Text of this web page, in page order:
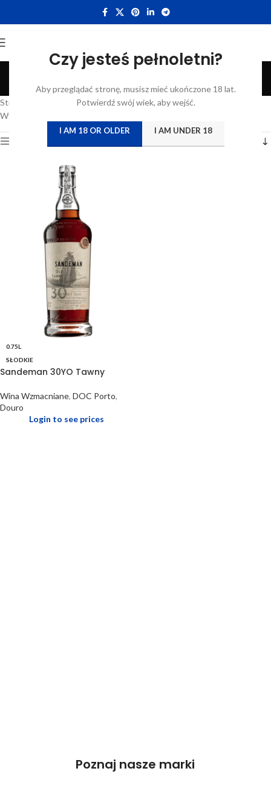
Czy jesteś pełnoletni?
Aby przeglądać stronę, musisz mieć ukończone 18 lat.
Potwierdź swój wiek, aby wejść.
I AM 18 OR OLDER I AM UNDER 18
Tawny 30 years old
Categories
Strona główna
Katalog/Produkty oznaczone “Tawny 30 years old”
Wyświetlanie jednego wyniku
0.75L
SŁODKIE
Sandeman 30YO Tawny
Wina Wzmacniane, DOC Porto,
Douro
Login to see prices
Poznaj nasze marki